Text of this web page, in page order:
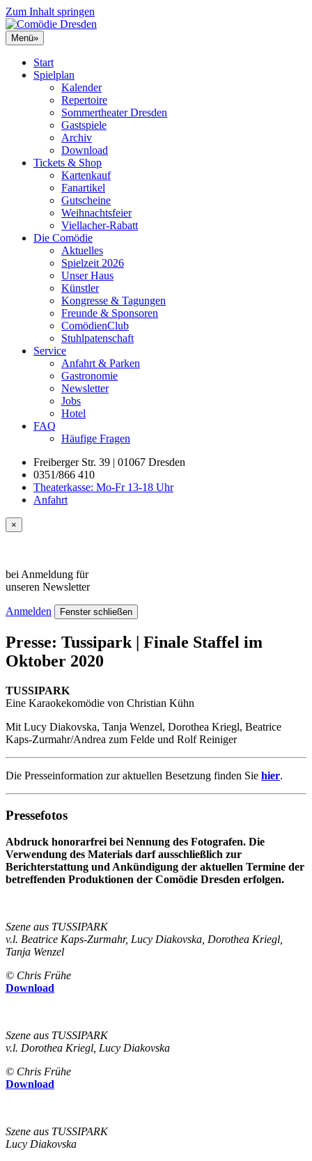
Zum Inhalt springen
Menü»
Start
Spielplan
Kalender
Repertoire
Sommertheater Dresden
Gastspiele
Archiv
Download
Tickets & Shop
Kartenkauf
Fanartikel
Gutscheine
Weihnachtsfeier
Viellacher-Rabatt
Die Comödie
Aktuelles
Spielzeit 2026
Unser Haus
Künstler
Kongresse & Tagungen
Freunde & Sponsoren
ComödienClub
Stuhlpatenschaft
Service
Anfahrt & Parken
Gastronomie
Newsletter
Jobs
Hotel
FAQ
Häufige Fragen
Freiberger Str. 39 | 01067 Dresden
0351/866 410
Theaterkasse: Mo-Fr 13-18 Uhr
Anfahrt
×
bei Anmeldung für
unseren Newsletter
Anmelden Fenster schließen
Presse: Tussipark | Finale Staffel im
Oktober 2020
TUSSIPARK
Eine Karaokekomödie von Christian Kühn
Mit Lucy Diakovska, Tanja Wenzel, Dorothea Kriegl, Beatrice
Kaps-Zurmahr/Andrea zum Felde und Rolf Reiniger
Die Presseinformation zur aktuellen Besetzung finden Sie hier.
Pressefotos
Abdruck honorarfrei bei Nennung des Fotografen. Die
Verwendung des Materials darf ausschließlich zur
Berichterstattung und Ankündigung der aktuellen Termine der
betreffenden Produktionen der Comödie Dresden erfolgen.
Szene aus TUSSIPARK
v.l. Beatrice Kaps-Zurmahr, Lucy Diakovska, Dorothea Kriegl,
Tanja Wenzel
© Chris Frühe
Download
Szene aus TUSSIPARK
v.l. Dorothea Kriegl, Lucy Diakovska
© Chris Frühe
Download
Szene aus TUSSIPARK
Lucy Diakovska